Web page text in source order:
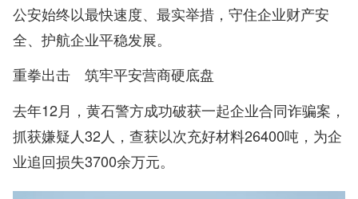
公安始终以最快速度、最实举措，守住企业财产安
全、护航企业平稳发展。
重拳出击 筑牢平安营商硬底盘
去年12月，黄石警方成功破获一起企业合同诈骗案，
抓获嫌疑人32人，查获以次充好材料26400吨，为企
业追回损失3700余万元。